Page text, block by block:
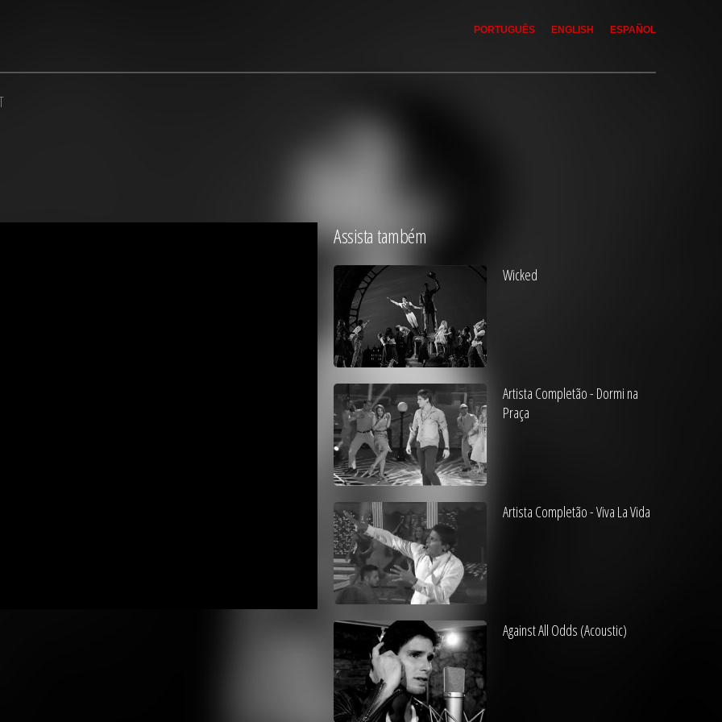
ESPAÑOL
ENGLISH
PORTUGUÊS
Assista também
Wicked
Artista Completão - Dormi na
Praça
Artista Completão - Viva La Vida
Against All Odds (Acoustic)